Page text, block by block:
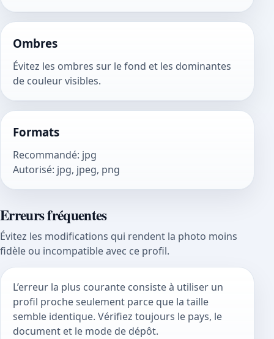
Ombres
Évitez les ombres sur le fond et les dominantes
de couleur visibles.
Formats
Recommandé: jpg
Autorisé: jpg, jpeg, png
Erreurs fréquentes
Évitez les modifications qui rendent la photo moins
fidèle ou incompatible avec ce profil.
L’erreur la plus courante consiste à utiliser un
profil proche seulement parce que la taille
semble identique. Vérifiez toujours le pays, le
document et le mode de dépôt.